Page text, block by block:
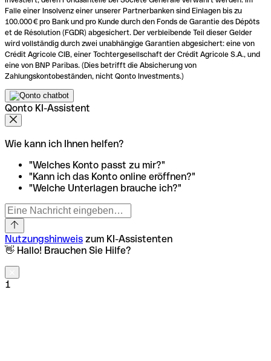
Falle einer Insolvenz einer unserer Partnerbanken sind Einlagen bis zu
100.000 € pro Bank und pro Kunde durch den Fonds de Garantie des Dépôts
et de Résolution (FGDR) abgesichert. Der verbleibende Teil dieser Gelder
wird vollständig durch zwei unabhängige Garantien abgesichert: eine von
Crédit Agricole CIB, einer Tochtergesellschaft der Crédit Agricole S.A., und
eine von BNP Paribas. (Dies betrifft die Absicherung von
Zahlungskontobeständen, nicht Qonto Investments.)
Qonto KI-Assistent
Wie kann ich Ihnen helfen?
"Welches Konto passt zu mir?"
"Kann ich das Konto online eröffnen?"
"Welche Unterlagen brauche ich?"
Nutzungshinweis zum KI-Assistenten
👋 Hallo! Brauchen Sie Hilfe?
1